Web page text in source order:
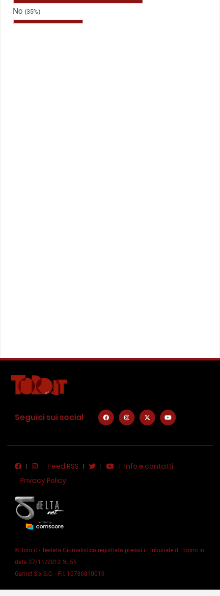
No (35%)
Seguici sui social
Feed RSS
Info e contatti
Privacy Policy
© Toro.it - Testata Giornalistica registrata presso il Tribunale di Torino in
data 07/11/2012 N. 55
Garnet Six S.C. - P.I. 10786810019